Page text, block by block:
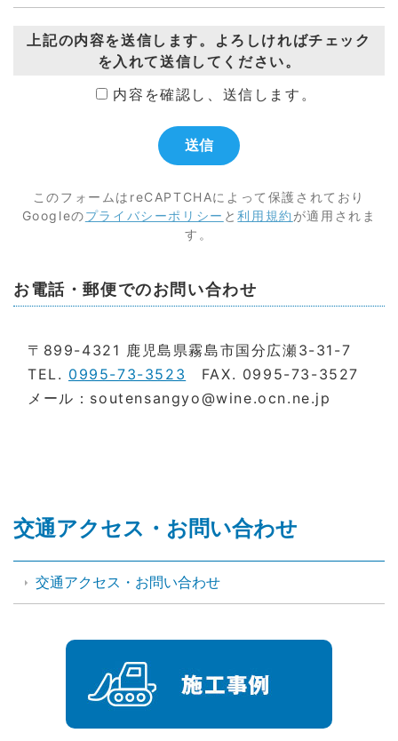
上記の内容を送信します。よろしければチェック
を入れて送信してください。
内容を確認し、送信します。
このフォームはreCAPTCHAによって保護されており
Googleのプライバシーポリシー と利用規約 が適用されま
す。
お電話・郵便でのお問い合わせ
〒899-4321 鹿児島県霧島市国分広瀬3-31-7
TEL. 0995-73-3523
FAX. 0995-73-3527
メール：soutensangyo@wine.ocn.ne.jp
交通アクセス・お問い合わせ
交通アクセス・お問い合わせ